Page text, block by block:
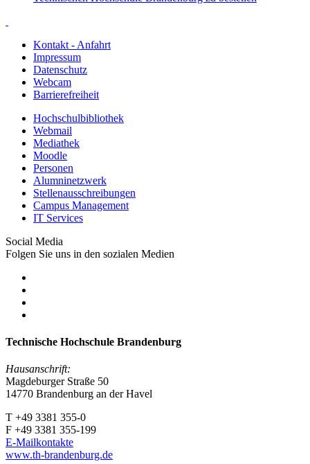
Kontakt - Anfahrt
Impressum
Datenschutz
Webcam
Barrierefreiheit
Hochschulbibliothek
Webmail
Mediathek
Moodle
Personen
Alumninetzwerk
Stellenausschreibungen
Campus Management
IT Services
Social Media
Folgen Sie uns in den sozialen Medien
Technische Hochschule Brandenburg
Hausanschrift:
Magdeburger Straße 50
14770 Brandenburg an der Havel
T +49 3381 355-0
F +49 3381 355-199
E-Mailkontakte
www.th-brandenburg.de